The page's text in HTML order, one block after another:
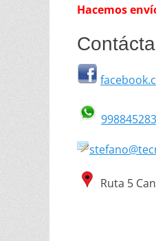
Hacemos
Ruta 5